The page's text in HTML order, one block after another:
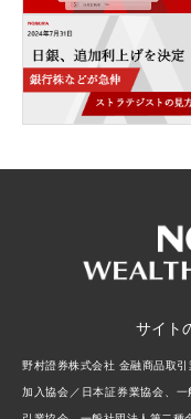
サイト
野村證券株式会社 金融商品取
加入協会／日本証券業協会、